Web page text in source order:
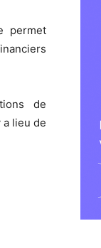
permet
de
a lieu de